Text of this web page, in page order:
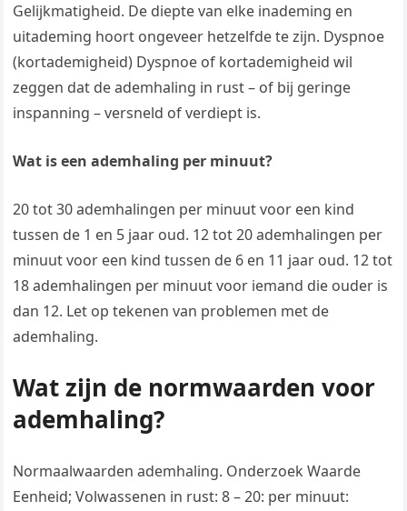
Gelijkmatigheid. De diepte van elke inademing en
uitademing hoort ongeveer hetzelfde te zijn. Dyspnoe
(kortademigheid) Dyspnoe of kortademigheid wil
zeggen dat de ademhaling in rust – of bij geringe
inspanning – versneld of verdiept is.
Wat is een ademhaling per minuut?
20 tot 30 ademhalingen per minuut voor een kind
tussen de 1 en 5 jaar oud. 12 tot 20 ademhalingen per
minuut voor een kind tussen de 6 en 11 jaar oud. 12 tot
18 ademhalingen per minuut voor iemand die ouder is
dan 12. Let op tekenen van problemen met de
ademhaling.
Wat zijn de normwaarden voor
ademhaling?
Normaalwaarden ademhaling. Onderzoek Waarde
Eenheid; Volwassenen in rust: 8 – 20: per minuut: